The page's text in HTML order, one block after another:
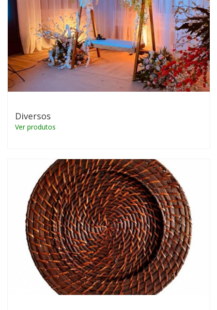
Diversos
Ver produtos